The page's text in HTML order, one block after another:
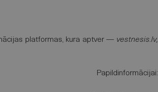
platformas, kura aptver — vestnesis.lv,
Papildinformācijai: